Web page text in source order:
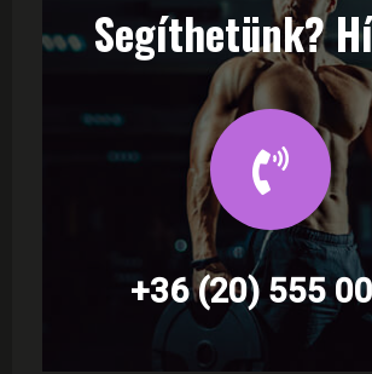
Segíthetünk?
+36 (20) 555